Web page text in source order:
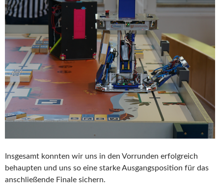
Insgesamt konnten wir uns in den Vorrunden erfolgreich
behaupten und uns so eine starke Ausgangsposition für das
anschließende Finale sichern.